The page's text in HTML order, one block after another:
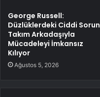
George Russell:
Düzlüklerdeki Ciddi Sorun
Takım Arkadaşıyla
Mücadeleyi İmkansız
Kılıyor
Ağustos 5, 2026